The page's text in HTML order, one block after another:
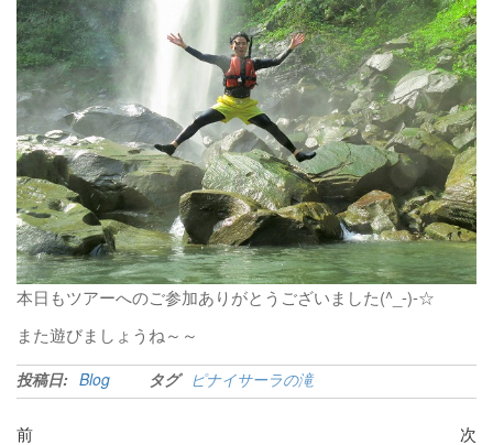
本日もツアーへのご参加ありがとうございました(^_-)-☆
また遊びましょうね～～
投稿日: Blog タグ ピナイサーラの滝
前
次